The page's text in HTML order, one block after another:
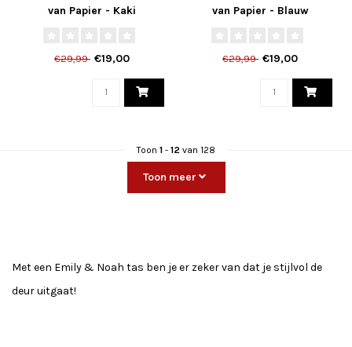
van Papier - Kaki
€29,99 €19,00
van Papier - Blauw
€29,99 €19,00
Toon 1 - 12 van 128
Toon meer
Met een Emily & Noah tas ben je er zeker van dat je stijlvol de
deur uitgaat!